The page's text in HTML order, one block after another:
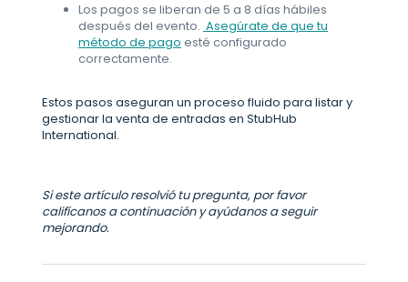
Los pagos se liberan de 5 a 8 días hábiles
después del evento. Asegúrate de que tu
método de pago esté configurado
correctamente.
Estos pasos aseguran un proceso fluido para listar y
gestionar la venta de entradas en StubHub
International.
Si este artículo resolvió tu pregunta, por favor
califícanos a continuación y ayúdanos a seguir
mejorando.